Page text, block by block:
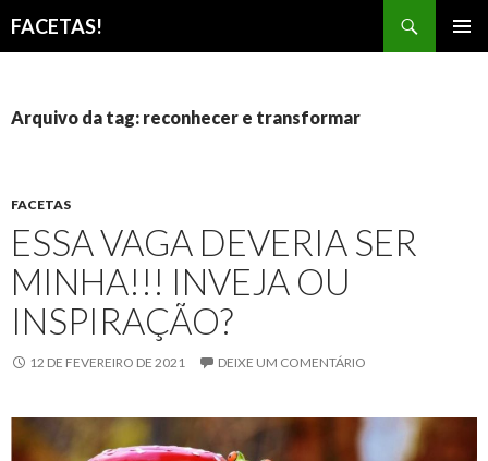
FACETAS!
CONTEÚDO
Arquivo da tag: reconhecer e transformar
FACETAS
ESSA VAGA DEVERIA SER
MINHA!!! INVEJA OU
INSPIRAÇÃO?
12 DE FEVEREIRO DE 2021 DEIXE UM COMENTÁRIO